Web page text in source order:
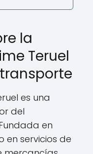
la
Teruel
es una
del
en
en servicios de